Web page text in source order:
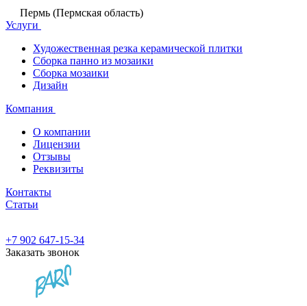
Пермь (Пермская область)
Услуги
Художественная резка керамической плитки
Сборка панно из мозаики
Сборка мозаики
Дизайн
Компания
О компании
Лицензии
Отзывы
Реквизиты
Контакты
Статьи
+7 902 647-15-34
Заказать звонок